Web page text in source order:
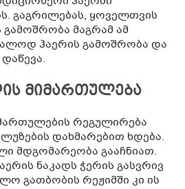
გაგრილებას, ყოველთვის
მაგრამ ამ
ჰაერის გამოშრობა და
მიმართულება
რეგულირება
დახმარებით ხდება.
მდგომარეობა გააჩნიათ.
ნაკადს ჭერის გასვრივ
გათბობის რეჟიმში კი ის